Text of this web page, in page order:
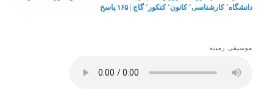
دانشگاه٬ کارشناسی٬ کانون٬ کنکور ٬ گاج |۱۶۵ پاسخ
موسیقی زمینه